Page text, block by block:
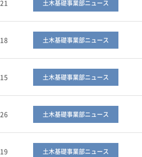
土木基礎事業部ニュース
土木基礎事業部ニュース
土木基礎事業部ニュース
土木基礎事業部ニュース
土木基礎事業部ニュース